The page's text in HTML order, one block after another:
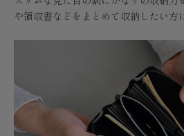
や領収書などをまとめて収納したい方